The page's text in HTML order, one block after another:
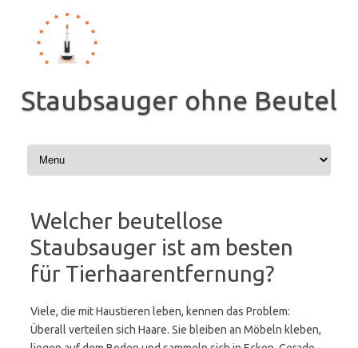
springen
Staubsauger ohne Beutel
Welcher beutellose
Staubsauger ist am besten
für Tierhaarentfernung?
Viele, die mit Haustieren leben, kennen das Problem:
Überall verteilen sich Haare. Sie bleiben an Möbeln kleben,